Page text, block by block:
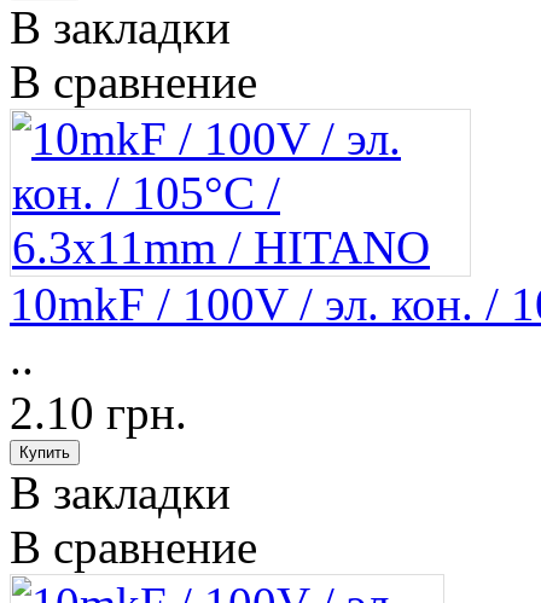
В закладки
В сравнение
10mkF / 100V / эл. кон. /
..
2.10 грн.
В закладки
В сравнение